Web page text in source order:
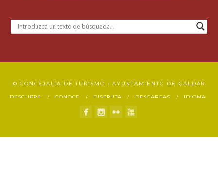
© CONCEJALÍA DE TURISMO • AYUNTAMIENTO DE GÁLDAR
DESCUBRE CONOCE DISFRUTA DESCARGAS IDIOMA